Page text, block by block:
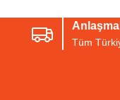
Ürün resmi
Tüm